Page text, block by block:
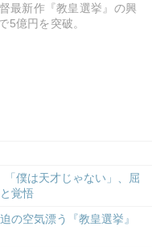
最新作『教皇選挙』の興
5億円を突破。
「僕は天才じゃない」、屈
覚悟
の空気漂う『教皇選挙』